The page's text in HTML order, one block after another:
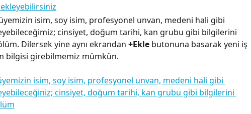
isim, soy isim, profesyonel unvan, medeni hali gibi
cinsiyet, doğum tarihi, kan grubu gibi bilgilerini
Dilersek yine aynı ekrandan +Ekle butonuna basarak yeni iş
bilgisi girebilmemiz mümkün.